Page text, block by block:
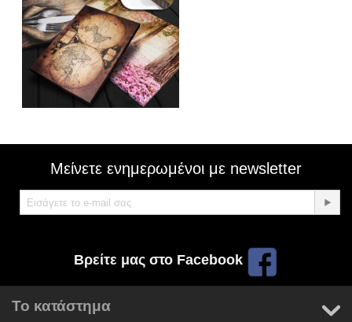
Μείνετε ενημερωμένοι με newsletter
Βρείτε μας στο Facebook
Το κατάστημα